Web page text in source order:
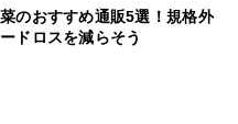
のおすすめ通販5選！規格外
ドロスを減らそう